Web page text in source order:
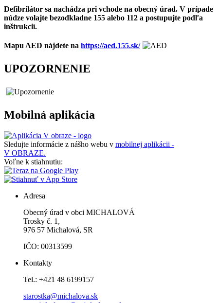
Defibrilátor sa nachádza pri vchode na obecný úrad. V prípade
núdze volajte bezodkladne 155 alebo 112 a postupujte podľa
inštrukcií.
Mapu AED nájdete na https://aed.155.sk/
UPOZORNENIE
Mobilná aplikácia
Sledujte informácie z nášho webu v mobilnej aplikácii -
V OBRAZE.
Voľne k stiahnutiu:
Adresa
Obecný úrad v obci MICHALOVÁ
Trosky č. 1,
976 57 Michalová, SR
IČO: 00313599
Kontakty
Tel.: +421 48 6199157
starostka@michalova.sk